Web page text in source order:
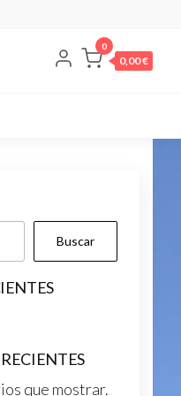
0
0,00 €
Buscar
que mostrar.